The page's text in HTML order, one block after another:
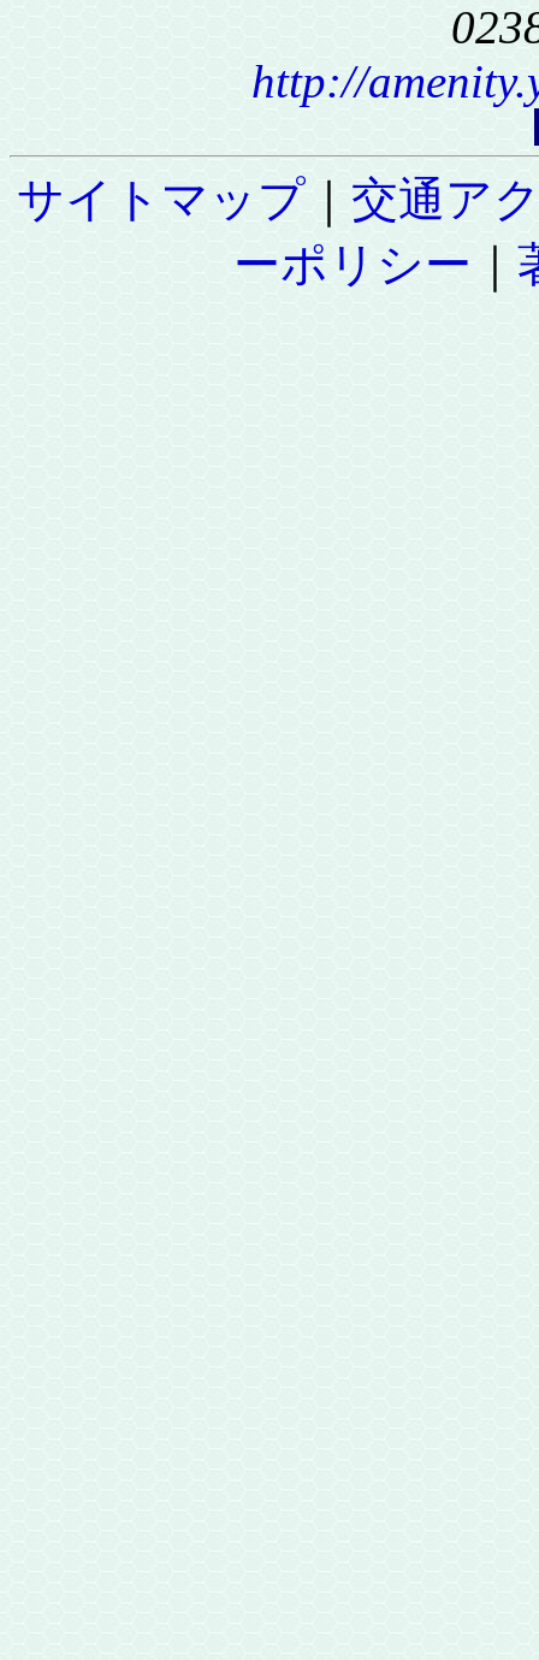
http://
サイトマップ
交通ア
ーポリシー